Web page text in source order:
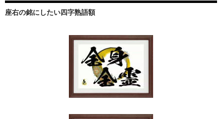
座右の銘にしたい四字熟語額